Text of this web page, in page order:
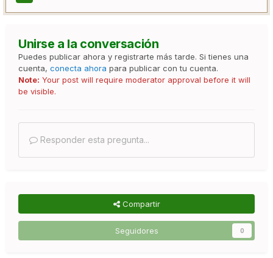
Unirse a la conversación
Puedes publicar ahora y registrarte más tarde. Si tienes una
cuenta, conecta ahora para publicar con tu cuenta.
Note: Your post will require moderator approval before it will
be visible.
Responder esta pregunta...
Compartir
Seguidores 0